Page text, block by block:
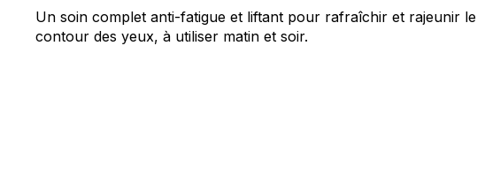
Un soin complet anti-fatigue et liftant pour rafraîchir et rajeunir le
contour des yeux, à utiliser matin et soir.